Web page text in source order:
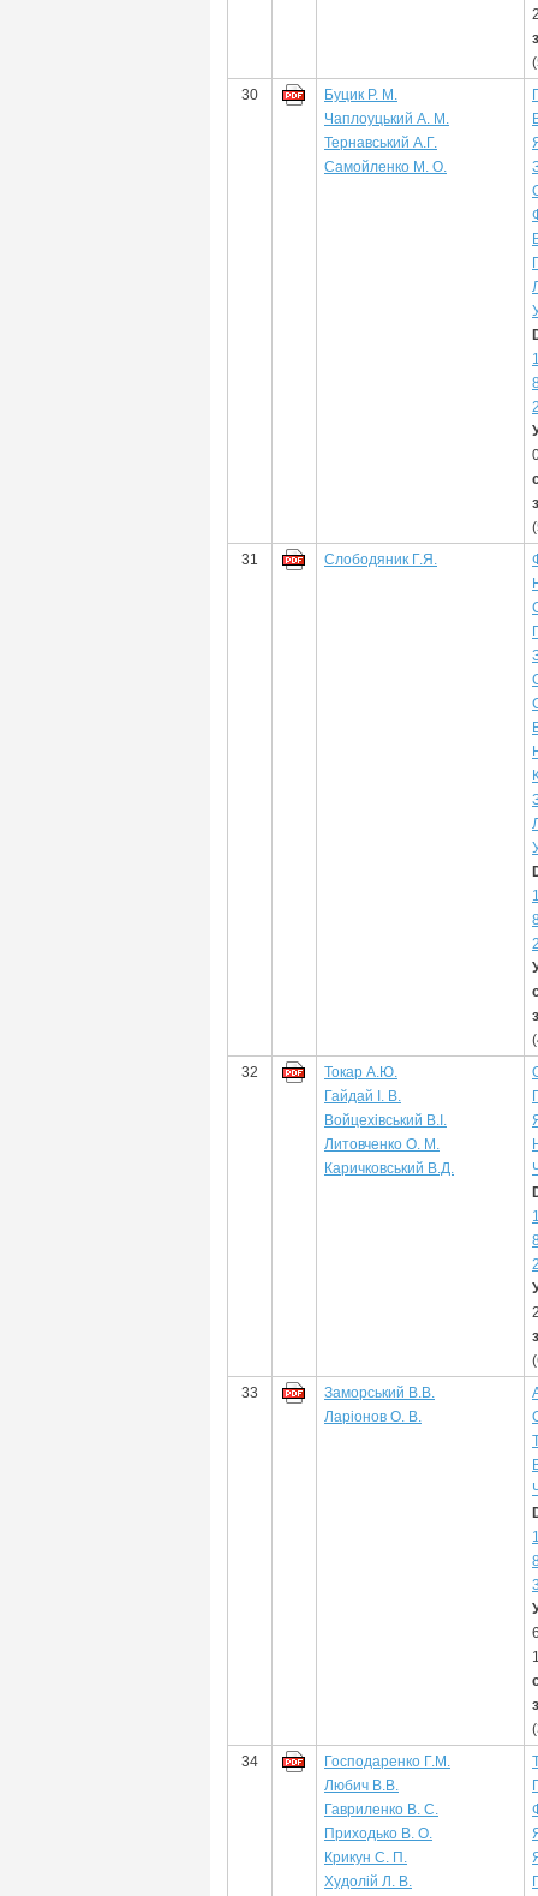
30
Буцик Р. М.
Чаплоуцький А. М.
Тернавський А.Г.
Самойленко М. О.
31
Слободяник Г.Я.
32
Токар А.Ю.
Гайдай І. В.
Войцехівський В.І.
Литовченко О. М.
Каричковський В.Д.
33
Заморський В.В.
Ларіонов О. В.
34
Господаренко Г.М.
Любич В.В.
Гавриленко В. С.
Приходько В. О.
Крикун С. П.
Худолій Л. В.